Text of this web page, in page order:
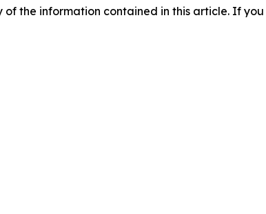
the information contained in this article. If